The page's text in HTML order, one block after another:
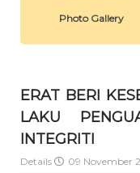
Photo Gallery
ERAT BERI
LAKU
INTEGRITI
Details 09 November